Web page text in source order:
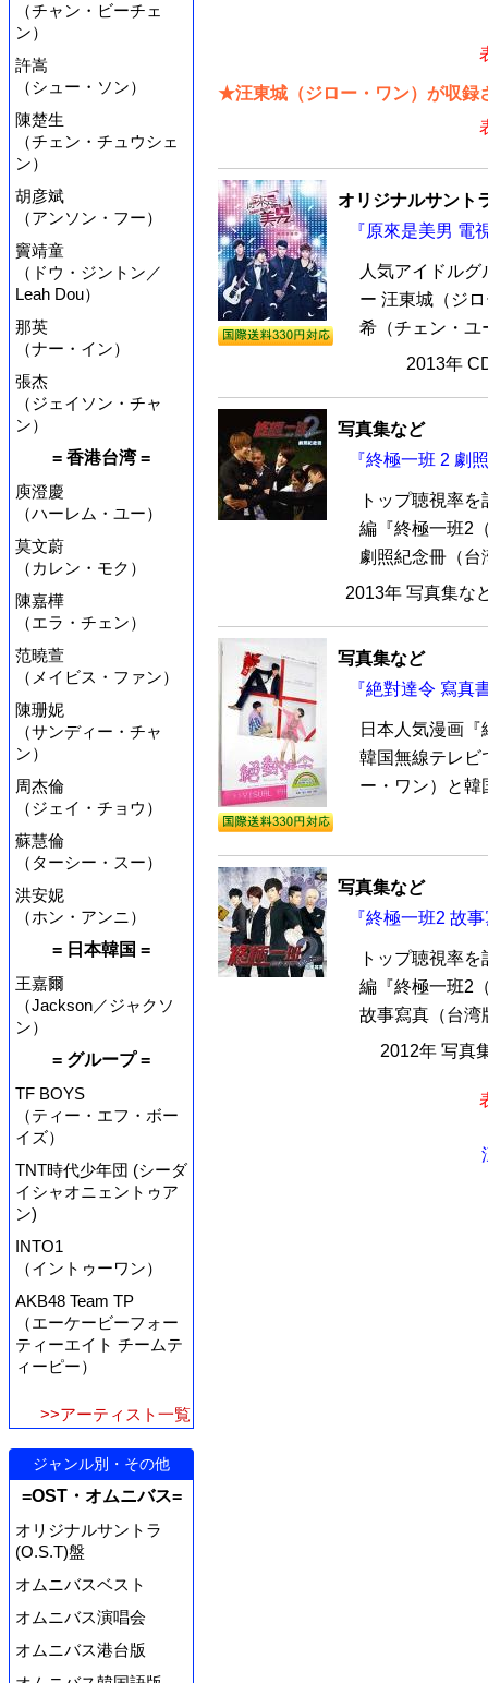
（チャン・ビーチェ
ン）
許嵩
（シュー・ソン）
陳楚生
（チェン・チュウシェ
ン）
胡彦斌
（アンソン・フー）
竇靖童
（ドウ・ジントン／
Leah Dou）
那英
（ナー・イン）
張杰
（ジェイソン・チャ
ン）
= 香港台湾 =
庾澄慶
（ハーレム・ユー）
莫文蔚
（カレン・モク）
陳嘉樺
（エラ・チェン）
范曉萱
（メイビス・ファン）
陳珊妮
（サンディー・チャ
ン）
周杰倫
（ジェイ・チョウ）
蘇慧倫
（ターシー・スー）
洪安妮
（ホン・アンニ）
= 日本韓国 =
王嘉爾
（Jackson／ジャクソ
ン）
= グループ =
TF BOYS
（ティー・エフ・ボー
イズ）
TNT時代少年団 (シーダ
イシャオニェントゥア
ン)
INTO1
（イントゥーワン）
AKB48 Team TP
（エーケービーフォー
ティーエイト チームテ
ィーピー）
>>アーティスト一覧
ジャンル別・その他
=OST・オムニバス=
オリジナルサントラ
(O.S.T)盤
オムニバスベスト
オムニバス演唱会
オムニバス港台版
★汪東城（ジロー・ワン）が収録
オリジナルサント
『原來是美男 電
人気アイドル
ー 汪東城（ジ
希（チェン・ユ
2013年
写真集など
『終極一班 2 劇
トップ聴視率
編『終極一班2
劇照紀念冊（台
2013年 写真集な
写真集など
『絶對達令 寫真
日本人気漫画
韓国無線テレビ
ー・ワン）と韓
写真集など
『終極一班2 故
トップ聴視率
編『終極一班2
故事寫真（台湾
2012年 写真